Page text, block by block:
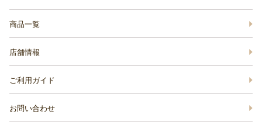
商品一覧
店舗情報
ご利用ガイド
お問い合わせ